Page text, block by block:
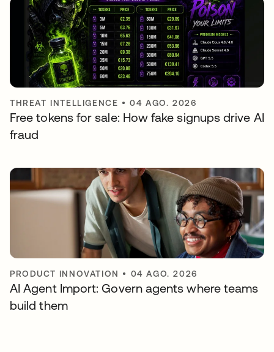
THREAT INTELLIGENCE •04 AGO. 2026
Free tokens for sale: How fake signups drive AI
fraud
PRODUCT INNOVATION • 04 AGO. 2026
AI Agent Import: Govern agents where teams
build them